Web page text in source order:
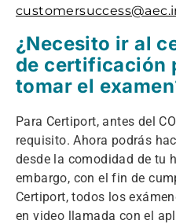
¿Necesito ir al
de certificación
tomar el
Para Certiport, antes del
requisito. Ahora podrás
desde la comodidad de tu
embargo, con el fin de
Certiport, todos los
en video llamada con el